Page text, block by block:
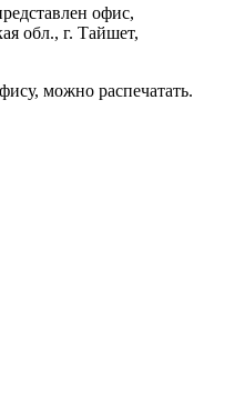
офис,
обл., г. Тайшет,
можно распечатать.